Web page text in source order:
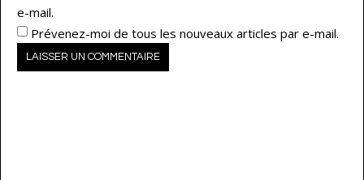
e-mail.
Prévenez-moi de tous les nouveaux articles par e-mail.